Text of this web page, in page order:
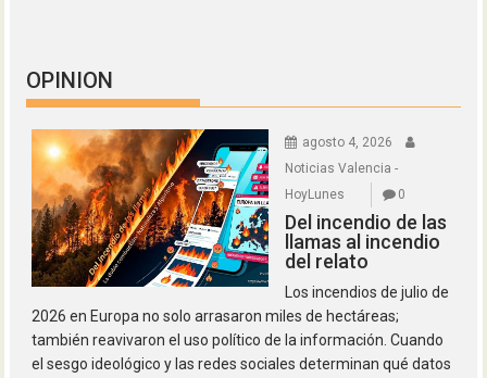
OPINION
agosto 4, 2026
Noticias Valencia -
HoyLunes
0
Del incendio de las
llamas al incendio
del relato
Los incendios de julio de
2026 en Europa no solo arrasaron miles de hectáreas;
también reavivaron el uso político de la información. Cuando
el sesgo ideológico y las redes sociales determinan qué datos